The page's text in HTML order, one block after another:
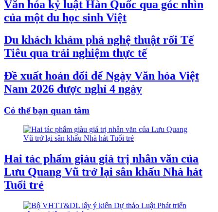
Văn hóa kỷ luật Hàn Quốc qua góc nhìn
của một du học sinh Việt
Du khách khám phá nghệ thuật rối Tế
Tiêu qua trải nghiệm thực tế
Đề xuất hoán đổi để Ngày Văn hóa Việt
Nam 2026 được nghỉ 4 ngày
Có thể bạn quan tâm
Hai tác phẩm giàu giá trị nhân văn của
Lưu Quang Vũ trở lại sân khấu Nhà hát
Tuổi trẻ